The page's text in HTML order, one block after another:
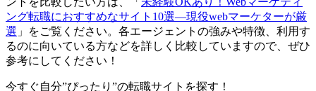
ング転職におすすめなサイト10選―現役webマーケターが厳
選 」をご覧ください。各エージェントの強みや特徴、利用す
るのに向いている方などを詳しく比較していますので、ぜひ
参考にしてください！
今すぐ自分”ぴったり”の転職サイトを探す！